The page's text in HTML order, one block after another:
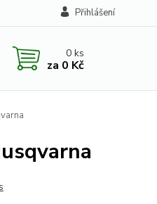
Přihlášení
0ks
za 0 Kč